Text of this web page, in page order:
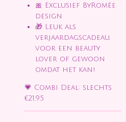
🎀 Exclusief ByRomée
design
🎁 Leuk als
verjaardagscadeau,
voor een beauty
lover of gewoon
omdat het kan!
💗 Combi Deal: slechts
€21,95